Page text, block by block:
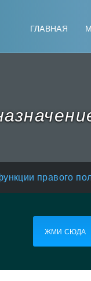
ГЛАВНАЯ
правого
ЖМИ СЮДА